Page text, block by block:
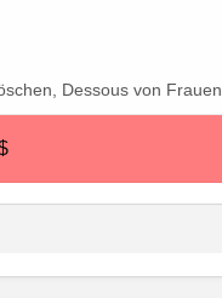
Dessous von Frauen